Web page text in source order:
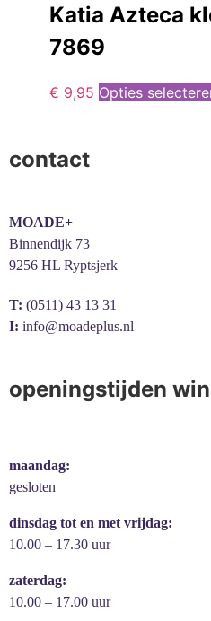
Katia Azteca
7869
€ 9,95 Opties
contact
MOADE+
Binnendijk 73
9256 HL Ryptsjerk
T: (0511) 43 13 31
I: info@moadeplus.nl
openingstijden
maandag:
gesloten
dinsdag tot en met vrijdag:
10.00 – 17.30 uur
zaterdag:
10.00 – 17.00 uur